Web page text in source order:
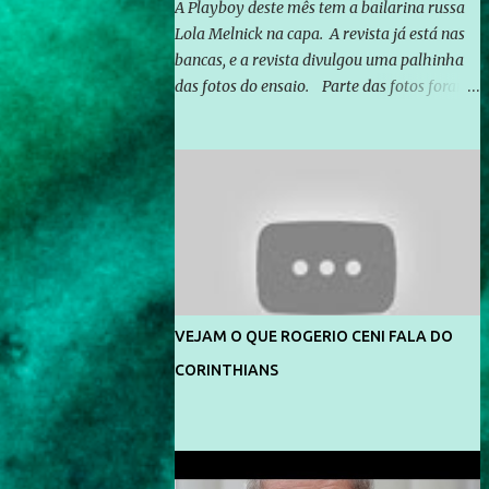
A Playboy deste mês tem a bailarina russa
Lola Melnick na capa. A revista já está nas
bancas, e a revista divulgou uma palhinha
das fotos do ensaio. Parte das fotos foram
divulga capa e primeiras fotos de Lola
Melnick - @aredacao
VEJAM O QUE ROGERIO CENI FALA DO
CORINTHIANS